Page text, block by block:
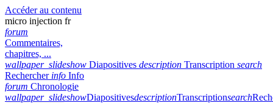
Accéder au contenu
micro injection fr
forum
Commentaires,
chapitres, ...
wallpaper_slideshow Diapositives description Transcription search
Rechercher info Info
forum Chronologie
wallpaper_slideshowDiapositivesdescriptionTranscriptionsearch